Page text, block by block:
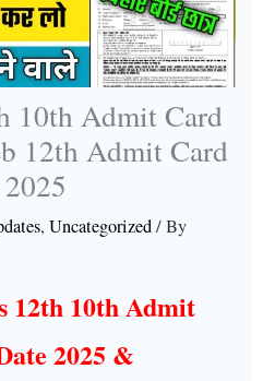
10th Admit Card
12th Admit Card
,Uncategorized/ By
12th 10th Admit
2025 &